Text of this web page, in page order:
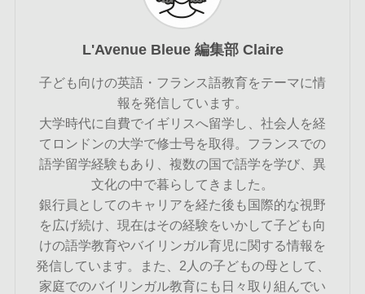
L'Avenue Bleue 編集部 Claire
子ども向けの英語・フランス語教育をテーマに情
報を発信しています。
大学時代に自費でイギリスへ留学し、社会人を経
てロンドンの大学で修士号を取得。フランスでの
語学留学経験もあり、複数の国で語学を学び、異
文化の中で暮らしてきました。
銀行員としてのキャリアを経た後も国際的な視野
を広げ続け、現在はその経験をいかして子ども向
けの語学教育やバイリンガル育児に関する情報を
発信しています。また、2人の子どもの母として、
家庭でのバイリンガル教育にも日々取り組んでい